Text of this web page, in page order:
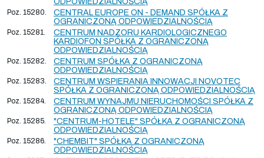
Poz. 15280.
CENTRAL EUROPE ON - DEMAND SPÓŁKA Z
OGRANICZONĄ ODPOWIEDZIALNOŚCIĄ
Poz. 15281.
CENTRUM NADZORU KARDIOLOGICZNEGO
KARDIOFON SPÓŁKA Z OGRANICZONĄ
ODPOWIEDZIALNOŚCIĄ
Poz. 15282.
CENTRUM SPÓŁKA Z OGRANICZONĄ
ODPOWIEDZIALNOŚCIĄ
Poz. 15283.
CENTRUM WSPIERANIA INNOWACJI NOVOTEC
SPÓŁKA Z OGRANICZONĄ ODPOWIEDZIALNOŚCIĄ
Poz. 15284.
CENTRUM WYNAJMU NIERUCHOMOŚCI SPÓŁKA Z
OGRANICZONĄ ODPOWIEDZIALNOŚCIĄ
Poz. 15285.
"CENTRUM-HOTELE" SPÓŁKA Z OGRANICZONĄ
ODPOWIEDZIALNOŚCIĄ
Poz. 15286.
"CHEMBIT" SPÓŁKA Z OGRANICZONĄ
ODPOWIEDZIALNOŚCIĄ